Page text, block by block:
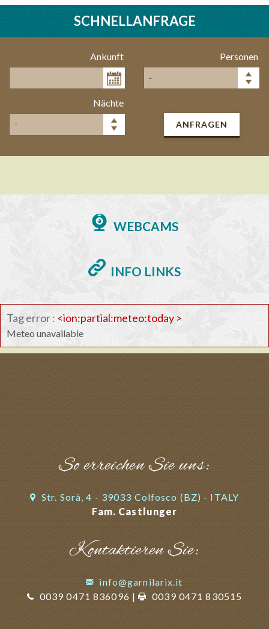
SCHNELLANFRAGE
Ankunft Personen
Nächte
ANFRAGEN
WEBCAMS
INFO LINKS
Tag error : <ion:partial:meteo:today >
Meteo unavailable
So erreichen Sie uns:
Str. Sorà, 4 - 39033 Colfosco (BZ) - ITALY
Fam. Castlunger
Kontaktieren Sie:
info@garnilarix.it
0039 0471 836096 | 0039 0471 830515